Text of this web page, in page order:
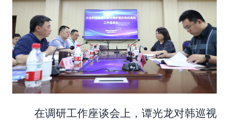
在调研工作座谈会上， 谭光龙对韩巡视